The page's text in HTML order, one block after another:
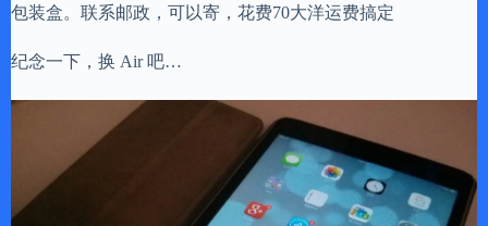
包装盒。联系邮政，可以寄，花费70大洋运费搞定
纪念一下，换 Air 吧…